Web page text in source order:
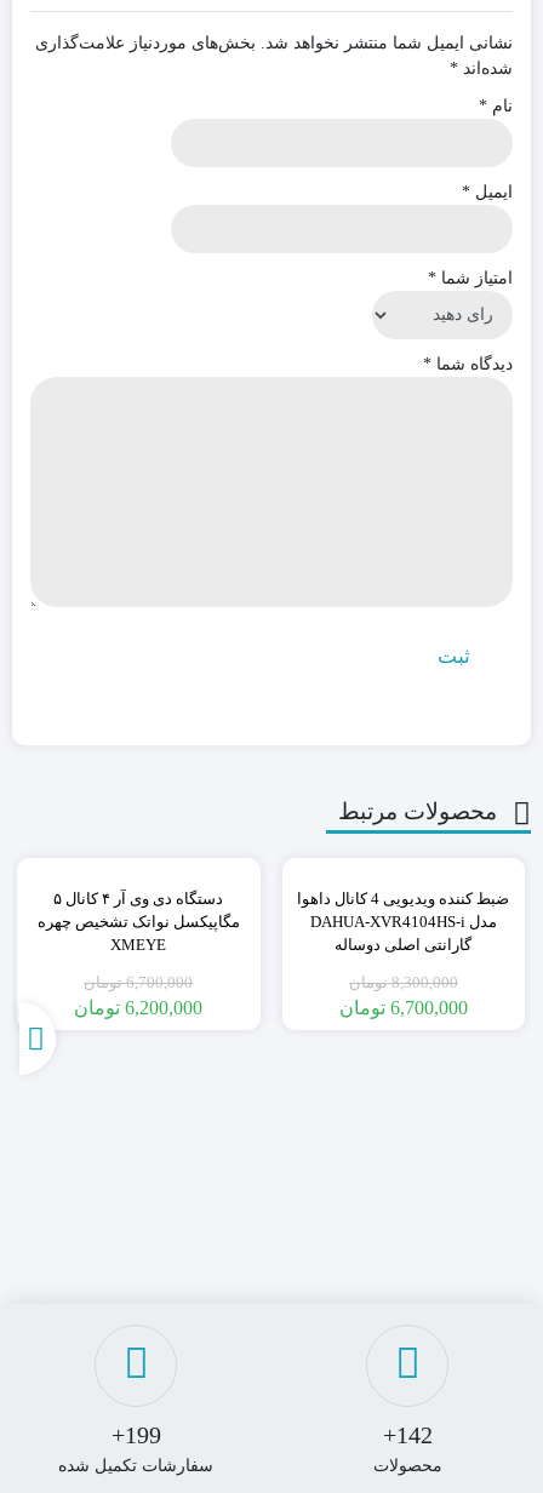
نشانی ایمیل شما منتشر نخواهد شد.
بخش‌های موردنیاز علامت‌گذاری
شده‌اند *
نام *
ایمیل *
امتیاز شما *
دیدگاه شما *
محصولات مرتبط
٪19
ضبط کننده ویدیویی 4 کانال داهوا
مدل DAHUA-XVR4104HS-i
گارانتی اصلی دوساله
8,300,000 تومان
6,700,000 تومان
٪7
دستگاه دی وی آر ۴ کانال ۵
مگاپیکسل نواتک تشخیص چهره
XMEYE
6,700,000 تومان
6,200,000 تومان
142+
محصولات
199+
سفارشات تکمیل شده